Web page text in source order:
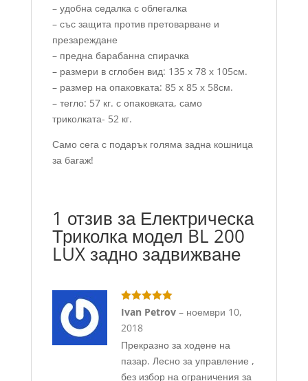
– удобна седалка с облегалка
– със защита против претоварване и
презареждане
– предна барабанна спирачка
– размери в сглобен вид: 135 х 78 х 105см.
– размер на опаковката: 85 х 85 х 58см.
– тегло: 57 кг. с опаковката, само
триколката- 52 кг.
Само сега с подарък голяма задна кошница
за багаж!
1 отзив за Електрическа
Триколка модел BL 200
LUX задно задвижване
Оценено с5
Ivan Petrov – ноември 10,
2018
Прекразно за ходене на
пазар. Лесно за управление ,
без избор на ограничения за